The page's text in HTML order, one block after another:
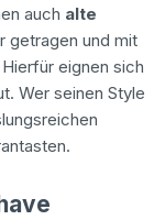
auch alte
getragen und mit
eignen sich
Wer seinen Style